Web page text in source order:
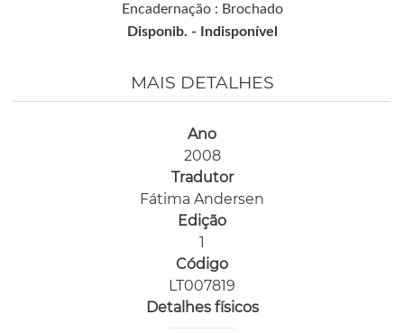
Encadernação : Brochado
Disponib. -
Indisponível
MAIS DETALHES
Ano
2008
Tradutor
Fátima Andersen
Edição
1
Código
LT007819
Detalhes físicos